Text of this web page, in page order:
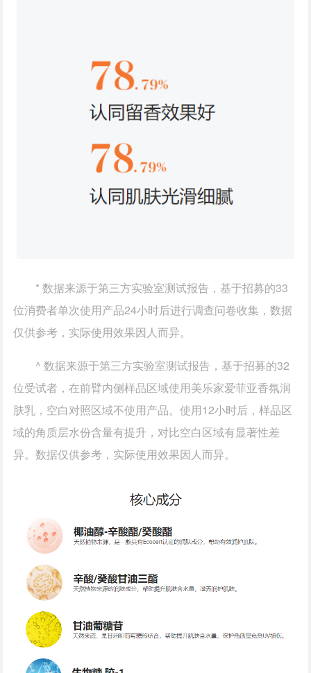
* 数据来源于第三方实验室测试报告，基于招募的33
位消费者单次使用产品24小时后进行调查问卷收集，数据
仅供参考，实际使用效果因人而异。
^ 数据来源于第三方实验室测试报告，基于招募的32
位受试者，在前臂内侧样品区域使用美乐家爱菲亚香氛润
肤乳，空白对照区域不使用产品。使用12小时后，样品区
域的角质层水份含量有提升，对比空白区域有显著性差
异。数据仅供参考，实际使用效果因人而异。